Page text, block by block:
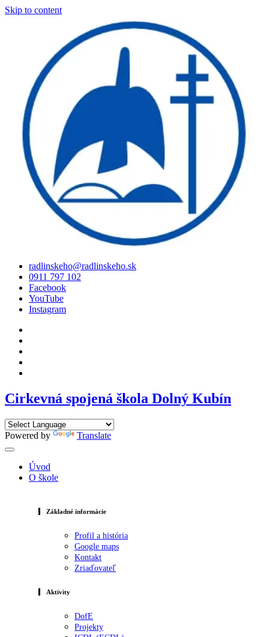
Skip to content
radlinskeho@radlinskeho.sk
0911 797 102
Facebook
YouTube
Instagram
Cirkevná spojená škola Dolný Kubín
Powered by Translate
Úvod
O škole
Základné informácie
Profil a história
Google maps
Kontakt
Zriaďovateľ
Aktivity
DofE
Projekty